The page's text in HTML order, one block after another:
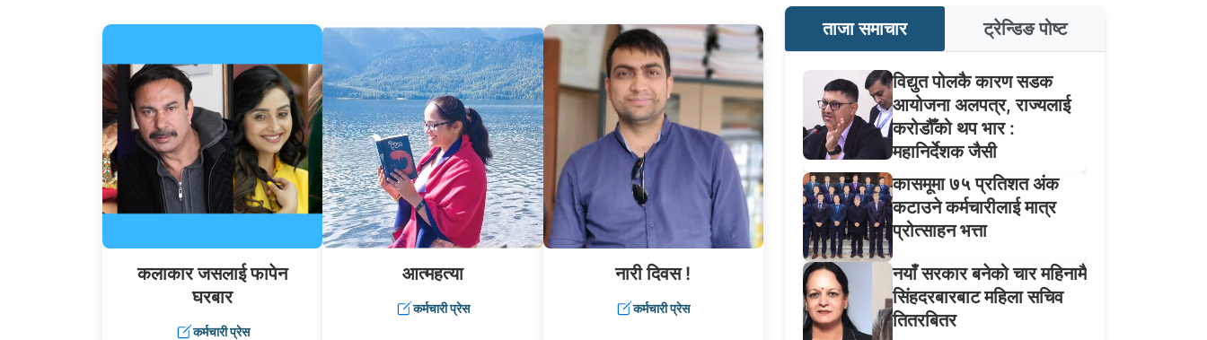
कलाकार जसलाई फापेन
घरबार
कर्मचारी प्रेस
आत्महत्या
कर्मचारी प्रेस
नारी दिवस !
कर्मचारी प्रेस
ताजा समाचार ट्रेन्डिङ पोष्ट
विद्युत पोलकै कारण सडक
आयोजना अलपत्र, राज्यलाई
करोडौँको थप भार :
महानिर्देशक जैसी
कासमूमा ७५ प्रतिशत अंक
कटाउने कर्मचारीलाई मात्र
प्रोत्साहन भत्ता
नयाँ सरकार बनेको चार महिनामै
सिंहदरबारबाट महिला सचिव
तितरबितर